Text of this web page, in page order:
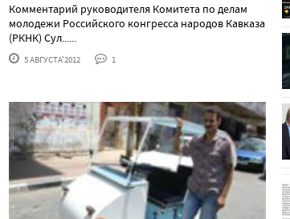
Комментарий руководителя Комитета по делам
молодежи Российского конгресса народов Кавказа
(РКНК) Сул......
5 АВГУСТА'2012 1